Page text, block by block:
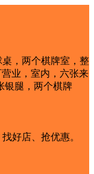
，两个棋牌室，整
业，室内，六张来
银腿，两个棋牌
好店、抢优惠。